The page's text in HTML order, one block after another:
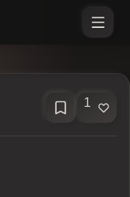
1